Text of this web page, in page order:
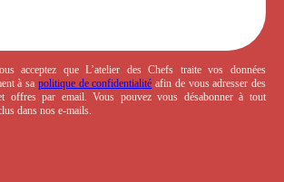
acceptez que L’atelier des Chefs traite vos données
à sa politique de confidentialité afin de vous adresser des
offres par email. Vous pouvez vous désabonner à tout
dans nos e-mails.